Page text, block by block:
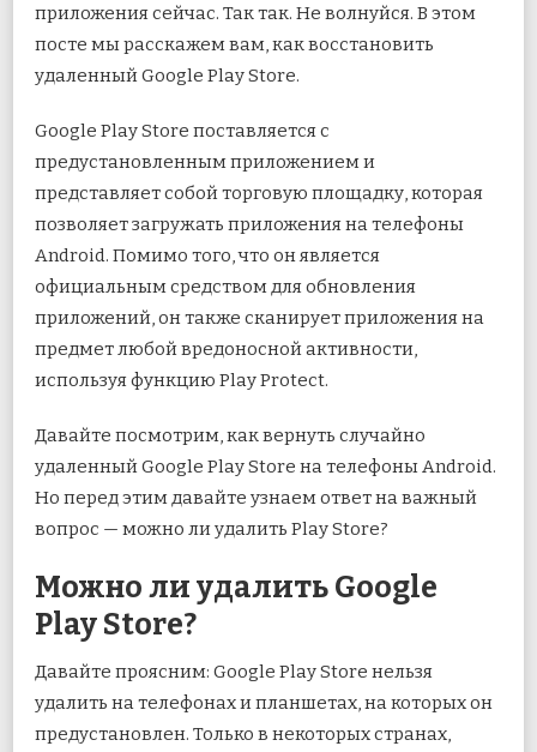
приложения сейчас. Так так. Не волнуйся. В этом
посте мы расскажем вам, как восстановить
удаленный Google Play Store.
Google Play Store поставляется с
предустановленным приложением и
представляет собой торговую площадку, которая
позволяет загружать приложения на телефоны
Android. Помимо того, что он является
официальным средством для обновления
приложений, он также сканирует приложения на
предмет любой вредоносной активности,
используя функцию Play Protect.
Давайте посмотрим, как вернуть случайно
удаленный Google Play Store на телефоны Android.
Но перед этим давайте узнаем ответ на важный
вопрос — можно ли удалить Play Store?
Можно ли удалить Google
Play Store?
Давайте проясним: Google Play Store нельзя
удалить на телефонах и планшетах, на которых он
предустановлен. Только в некоторых странах,